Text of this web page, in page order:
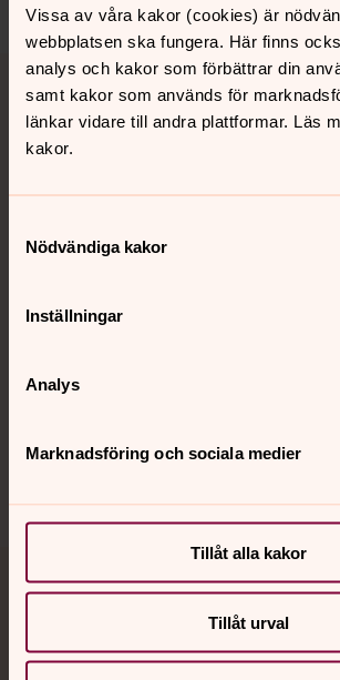
Vissa av våra kakor (cookies) är
webbplatsen ska fungera. Här finns
analys och kakor som förbättrar din
samt kakor som används för
länkar vidare till andra plattformar. Läs
kakor.
Nödvändiga kakor
Inställningar
Analys
Marknadsföring och sociala medier
Tillåt alla kakor
Tillåt urval
Tillbaka till toppen
Tillbaka till innehållet
Kalender
Jourhavande präst
Akut samtals- och krisstöd. Prata eller